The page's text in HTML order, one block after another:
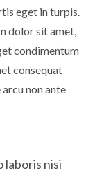
eget in turpis.
dolor sit amet,
condimentum
consequat
non ante
laboris nisi